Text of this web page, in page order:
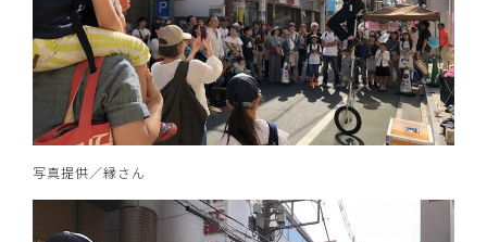
写真提供／縁さん